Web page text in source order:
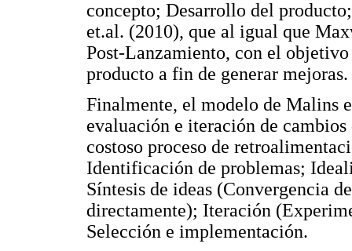
concepto; Desarrollo del
et.al. (2010), que al igual que
Post-Lanzamiento, con el
producto a fin de generar mejoras.
Finalmente, el modelo de Malins
evaluación e iteración de
costoso proceso de
Identificación de problemas;
Síntesis de ideas (Convergencia
directamente); Iteración
Selección e implementación.